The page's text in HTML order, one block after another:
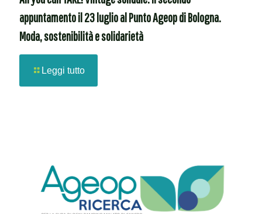
appuntamento il 23 luglio al Punto Ageop di Bologna.
Moda, sostenibilità e solidarietà
Leggi tutto